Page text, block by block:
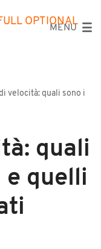
OPTIONAL
MENU
velocità: quali sono i
quali
e quelli